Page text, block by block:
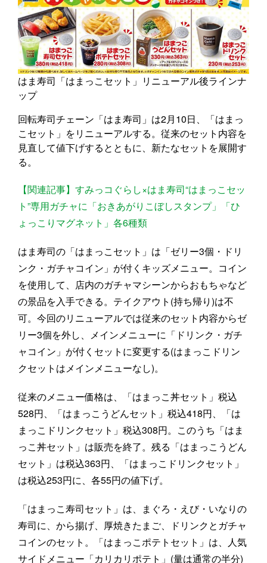
はま寿司「はまっこセット」リニューアル後ラインナ
ップ
回転寿司チェーン「はま寿司」は2月10日、「はまっ
こセット」をリニューアルする。従来のセット内容を
見直して値下げするとともに、新たなセットを展開す
る。
【関連記事】すみっコぐらし×はま寿司“はまっこセッ
ト”専用ガチャに「おきあがりこぼしスタンプ」「ひ
ょっこりマグネット」各6種類
はま寿司の「はまっこセット」は「ゼリー3個・ドリ
ンク・ガチャコイン」が付くキッズメニュー。コイン
を使用して、店内のガチャマシーンからおもちゃなど
の景品を入手できる。テイクアウト(持ち帰り)は不
可。今回のリニューアルでは従来のセット内容からゼ
リー3個を外し、メインメニューに「ドリンク・ガチ
ャコイン」が付くセットに変更する(はまっこドリン
クセットはメインメニューなし)。
従来のメニュー価格は、「はまっこ丼セット」税込
528円、「はまっこうどんセット」税込418円、「は
まっこドリンクセット」税込308円。このうち「はま
っこ丼セット」は販売を終了。残る「はまっこうどん
セット」は税込363円、「はまっこドリンクセット」
は税込253円に、各55円の値下げ。
「はまっこ寿司セット」は、まぐろ・えび・いなりの
寿司に、から揚げ、厚焼きたまご、ドリンクとガチャ
コインのセット。「はまっこポテトセット」は、人気
サイドメニュー「カリカリポテト」(量は通常の半分)